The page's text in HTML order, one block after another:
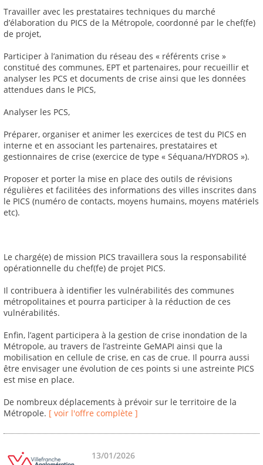
Travailler avec les prestataires techniques du marché
d’élaboration du PICS de la Métropole, coordonné par le chef(fe)
de projet,
Participer à l’animation du réseau des « référents crise »
constitué des communes, EPT et partenaires, pour recueillir et
analyser les PCS et documents de crise ainsi que les données
attendues dans le PICS,
Analyser les PCS,
Préparer, organiser et animer les exercices de test du PICS en
interne et en associant les partenaires, prestataires et
gestionnaires de crise (exercice de type « Séquana/HYDROS »).
Proposer et porter la mise en place des outils de révisions
régulières et facilitées des informations des villes inscrites dans
le PICS (numéro de contacts, moyens humains, moyens matériels
etc).
Le chargé(e) de mission PICS travaillera sous la responsabilité
opérationnelle du chef(fe) de projet PICS.
Il contribuera à identifier les vulnérabilités des communes
métropolitaines et pourra participer à la réduction de ces
vulnérabilités.
Enfin, l’agent participera à la gestion de crise inondation de la
Métropole, au travers de l’astreinte GeMAPI ainsi que la
mobilisation en cellule de crise, en cas de crue. Il pourra aussi
être envisager une évolution de ces points si une astreinte PICS
est mise en place.
De nombreux déplacements à prévoir sur le territoire de la
Métropole. [ voir l'offre complète ]
13/01/2026